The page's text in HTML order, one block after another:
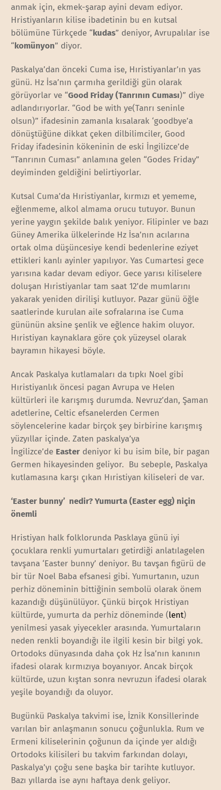
anmak için, ekmek-şarap ayini devam ediyor.
Hristiyanların kilise ibadetinin bu en kutsal
bölümüne Türkçede “kudas” deniyor, Avrupalılar ise
“komünyon” diyor.
Paskalya’dan önceki Cuma ise, Hıristiyanlar’ın yas
günü. Hz İsa’nın çarmıha gerildiği gün olarak
görüyorlar ve “Good Friday (Tanrının Cuması)” diye
adlandırıyorlar. “God be with ye(Tanrı seninle
olsun)” ifadesinin zamanla kısalarak ‘goodbye’a
dönüştüğüne dikkat çeken dilbilimciler, Good
Friday ifadesinin kökeninin de eski İngilizce’de
“Tanrının Cuması” anlamına gelen “Godes Friday”
deyiminden geldiğini belirtiyorlar.
Kutsal Cuma’da Hıristiyanlar, kırmızı et yememe,
eğlenmeme, alkol almama orucu tutuyor. Bunun
yerine yaygın şekilde balık yeniyor. Filipinler ve bazı
Güney Amerika ülkelerinde Hz İsa’nın acılarına
ortak olma düşüncesiye kendi bedenlerine eziyet
ettikleri kanlı ayinler yapılıyor. Yas Cumartesi gece
yarısına kadar devam ediyor. Gece yarısı kiliselere
doluşan Hıristiyanlar tam saat 12’de mumlarını
yakarak yeniden dirilişi kutluyor. Pazar günü öğle
saatlerinde kurulan aile sofralarına ise Cuma
gününün aksine şenlik ve eğlence hakim oluyor.
Hıristiyan kaynaklara göre çok yüzeysel olarak
bayramın hikayesi böyle.
Ancak Paskalya kutlamaları da tıpkı Noel gibi
Hıristiyanlık öncesi pagan Avrupa ve Helen
kültürleri ile karışmış durumda. Nevruz’dan, Şaman
adetlerine, Celtic efsanelerden Cermen
söylencelerine kadar birçok şey birbirine karışmış
yüzyıllar içinde. Zaten paskalya’ya
İngilizce’de Easter deniyor ki bu isim bile, bir pagan
Germen hikayesinden geliyor. Bu sebeple, Paskalya
kutlamasına karşı çıkan Hıristiyan kiliseleri de var.
‘Easter bunny’ nedir? Yumurta (Easter egg) niçin
önemli
Hristiyan halk folklorunda Pasklaya günü iyi
çocuklara renkli yumurtaları getirdiği anlatılagelen
tavşana ‘Easter bunny’ deniyor. Bu tavşan figürü de
bir tür Noel Baba efsanesi gibi. Yumurtanın, uzun
perhiz döneminin bittiğinin sembolü olarak önem
kazandığı düşünülüyor. Çünkü birçok Hristiyan
kültürde, yumurta da perhiz döneminde (lent)
yenilmesi yasak yiyecekler arasında. Yumurtaların
neden renkli boyandığı ile ilgili kesin bir bilgi yok.
Ortodoks dünyasında daha çok Hz İsa’nın kanının
ifadesi olarak kırmızıya boyanıyor. Ancak birçok
kültürde, uzun kıştan sonra nevruzun ifadesi olarak
yeşile boyandığı da oluyor.
Bugünkü Paskalya takvimi ise, İznik Konsillerinde
varılan bir anlaşmanın sonucu çoğunlukla. Rum ve
Ermeni kiliselerinin çoğunun da içinde yer aldığı
Ortodoks kilisileri bu takvim farkından dolayı,
Paskalya’yı çoğu sene başka bir tarihte kutluyor.
Bazı yıllarda ise aynı haftaya denk geliyor.